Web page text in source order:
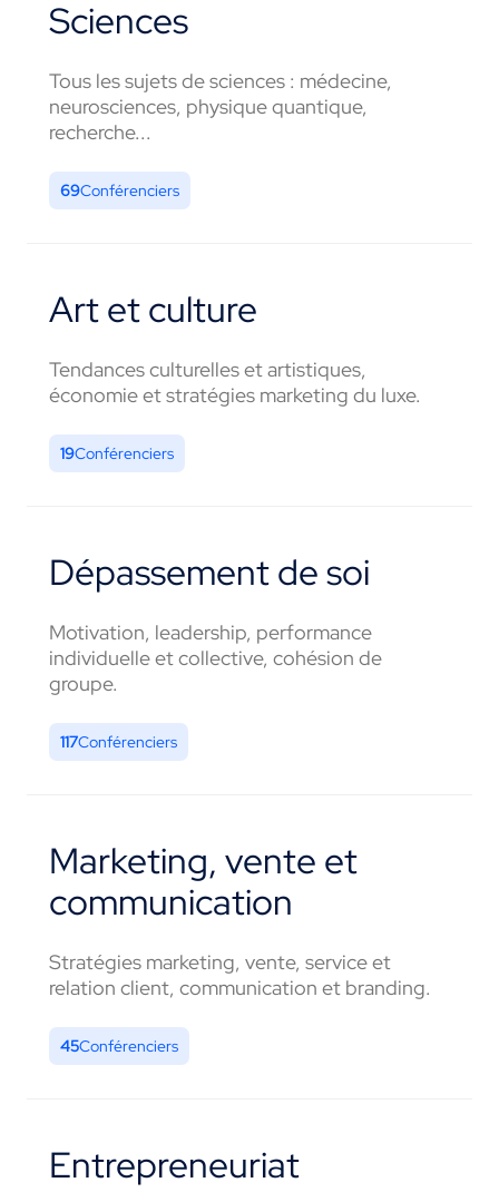
Sciences
Tous les sujets de sciences : médecine,
neurosciences, physique quantique,
recherche...
69Conférenciers
Art et culture
Tendances culturelles et artistiques,
économie et stratégies marketing du luxe.
19Conférenciers
Dépassement de soi
Motivation, leadership, performance
individuelle et collective, cohésion de
groupe.
117Conférenciers
Marketing, vente et
communication
Stratégies marketing, vente, service et
relation client, communication et branding.
45Conférenciers
Entrepreneuriat